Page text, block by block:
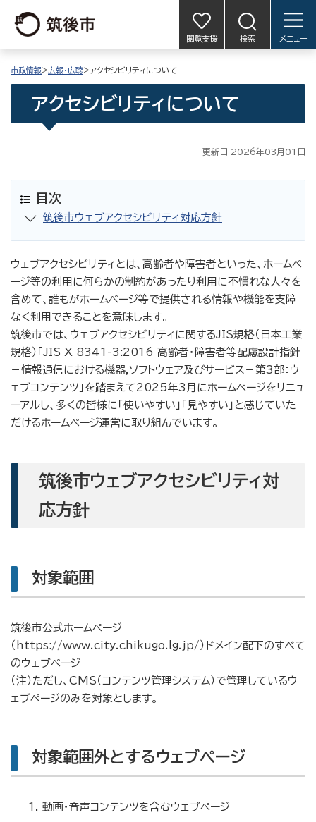
閲覧支援 検索 メニュー
市政情報>広報・広聴>アクセシビリティについて
アクセシビリティについて
更新日 2026年03月01日
目次
筑後市ウェブアクセシビリティ対応方針
ウェブアクセシビリティとは、高齢者や障害者といった、ホームペ
ージ等の利用に何らかの制約があったり利用に不慣れな人々を
含めて、誰もがホームページ等で提供される情報や機能を支障
なく利用できることを意味します。
筑後市では、ウェブアクセシビリティに関するJIS規格（日本工業
規格）「JIS X 8341-3:2016 高齢者・障害者等配慮設計指針
－情報通信における機器,ソフトウェア及びサービス－第3部：ウ
ェブコンテンツ」を踏まえて2025年3月にホームページをリニュ
ーアルし、多くの皆様に「使いやすい」「見やすい」と感じていた
だけるホームページ運営に取り組んでいます。
筑後市ウェブアクセシビリティ対
応方針
対象範囲
筑後市公式ホームページ
（https://www.city.chikugo.lg.jp/）ドメイン配下のすべて
のウェブページ
（注）ただし、CMS（コンテンツ管理システム）で管理しているウ
ェブページのみを対象とします。
対象範囲外とするウェブページ
動画・音声コンテンツを含むウェブページ